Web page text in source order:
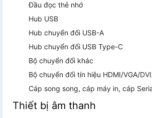
Đầu đọc thẻ nhớ
Hub USB
Hub chuyển đổi USB-A
Hub chuyển đổi USB Type-C
Bộ chuyển đổi khác
Bộ chuyển đổi tín hiệu HDMI/VGA/
Cáp song song, cáp máy in, cáp
Thiết bị âm thanh